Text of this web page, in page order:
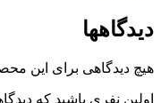
دیدگاهها
هیچ دیدگاهی برای این
اولین نفری باشید که